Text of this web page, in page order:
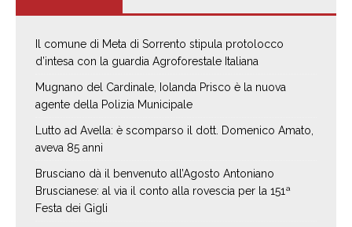
Il comune di Meta di Sorrento stipula protolocco
d’intesa con la guardia Agroforestale Italiana
Mugnano del Cardinale, Iolanda Prisco è la nuova
agente della Polizia Municipale
Lutto ad Avella: è scomparso il dott. Domenico Amato,
aveva 85 anni
Brusciano dà il benvenuto all’Agosto Antoniano
Bruscianese: al via il conto alla rovescia per la 151ª
Festa dei Gigli